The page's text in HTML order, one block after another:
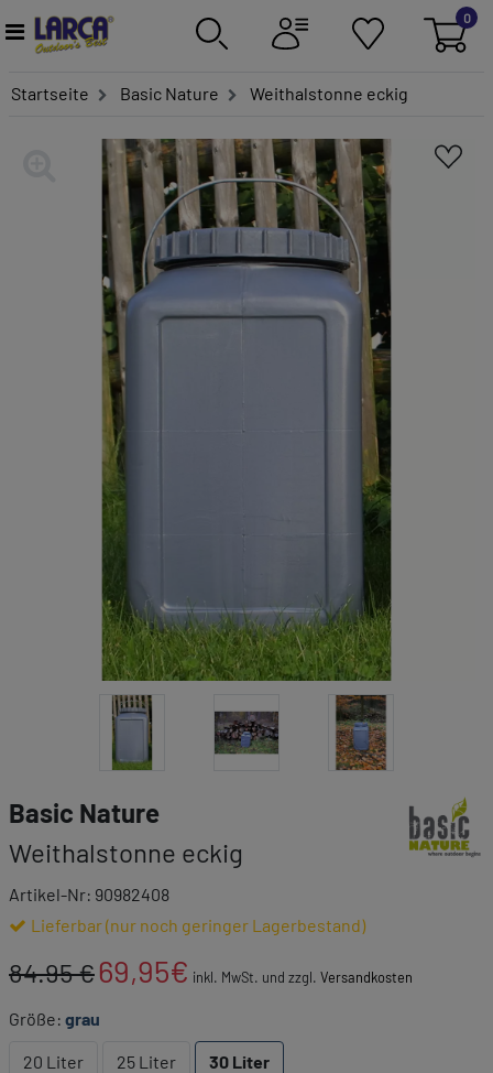
0
Startseite Basic Nature Weithalstonne eckig
Basic Nature
Weithalstonne eckig
Link zur
Artikel-Nr: 90982408
Lieferbar (nur noch geringer Lagerbestand)
84.95 €69,95€ inkl. MwSt. und zzgl. Versandkosten
Größe: grau
20 Liter 25 Liter 30 Liter